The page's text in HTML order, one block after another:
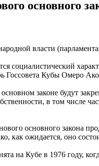
основного
власти
социалистический
Госсовета Кубы Омеро
законе будут
в том числе
основного закона
как ожидается, оно
на Кубе в 1976 году,